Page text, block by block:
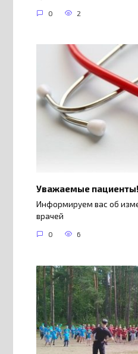
0 2
Уважаемые пациенты!
Информируем вас об
врачей
0 6